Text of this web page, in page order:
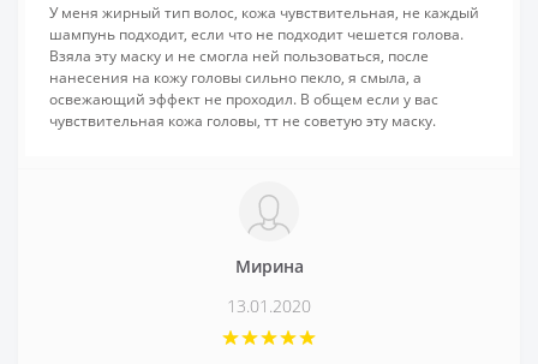
У меня жирный тип волос, кожа чувствительная, не каждый
шампунь подходит, если что не подходит чешется голова.
Взяла эту маску и не смогла ней пользоваться, после
нанесения на кожу головы сильно пекло, я смыла, а
освежающий эффект не проходил. В общем если у вас
чувствительная кожа головы, тт не советую эту маску.
Мирина
13.01.2020